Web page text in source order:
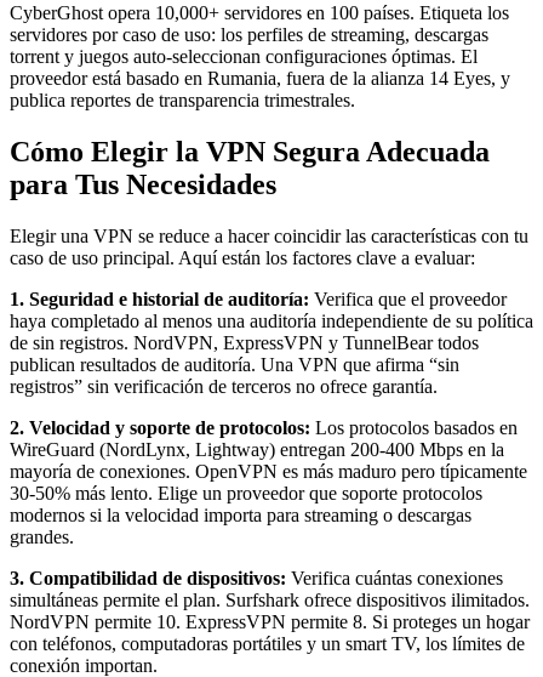
CyberGhost opera 10,000+ servidores en 100 países. Etiqueta los
servidores por caso de uso: los perfiles de streaming, descargas
torrent y juegos auto-seleccionan configuraciones óptimas. El
proveedor está basado en Rumania, fuera de la alianza 14 Eyes, y
publica reportes de transparencia trimestrales.
Cómo Elegir la VPN Segura Adecuada
para Tus Necesidades
Elegir una VPN se reduce a hacer coincidir las características con tu
caso de uso principal. Aquí están los factores clave a evaluar:
1. Seguridad e historial de auditoría: Verifica que el proveedor
haya completado al menos una auditoría independiente de su política
de sin registros. NordVPN, ExpressVPN y TunnelBear todos
publican resultados de auditoría. Una VPN que afirma “sin
registros” sin verificación de terceros no ofrece garantía.
2. Velocidad y soporte de protocolos: Los protocolos basados en
WireGuard (NordLynx, Lightway) entregan 200-400 Mbps en la
mayoría de conexiones. OpenVPN es más maduro pero típicamente
30-50% más lento. Elige un proveedor que soporte protocolos
modernos si la velocidad importa para streaming o descargas
grandes.
3. Compatibilidad de dispositivos: Verifica cuántas conexiones
simultáneas permite el plan. Surfshark ofrece dispositivos ilimitados.
NordVPN permite 10. ExpressVPN permite 8. Si proteges un hogar
con teléfonos, computadoras portátiles y un smart TV, los límites de
conexión importan.